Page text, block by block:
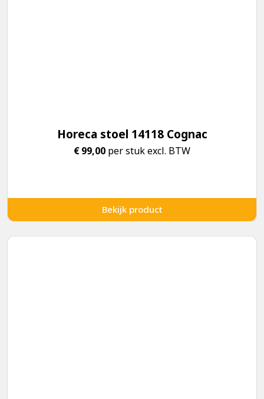
Horeca stoel 14118 Cognac
€99,00 per stuk excl. BTW
Bekijk product